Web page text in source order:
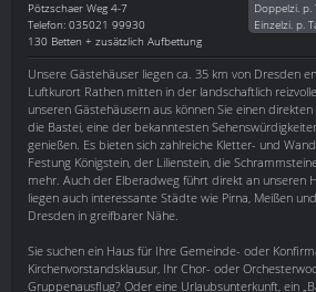
Pötzschaer Weg 4-7
Telefon: 035021 99930
130 Betten + zusätzlich Aufbettung
Doppelzi. p.
Einzelzi. p.
Unsere Gästehäuser liegen ca. 35 km von Dresden
Luftkurort Rathen mitten in der landschaftlich
unseren Gästehäusern aus können Sie einen
die Bastei, eine der bekanntesten
genießen. Es bieten sich zahlreiche Kletter- und
Festung Königstein, der Lilienstein, die
mehr. Auch der Elberadweg führt direkt an unseren
liegen auch interessante Städte wie Pirna, Meißen
Dresden in greifbarer Nähe.
Sie suchen ein Haus für Ihre Gemeinde- oder
Kirchenvorstandsklausur, Ihr Chor- oder
Gruppenausflug? Oder eine Urlaubsunterkunft, ein